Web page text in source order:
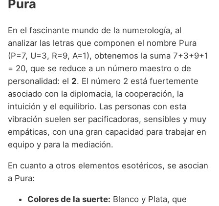
Pura
En el fascinante mundo de la numerología, al
analizar las letras que componen el nombre Pura
(P=7, U=3, R=9, A=1), obtenemos la suma 7+3+9+1
= 20, que se reduce a un número maestro o de
personalidad: el 2. El número 2 está fuertemente
asociado con la diplomacia, la cooperación, la
intuición y el equilibrio. Las personas con esta
vibración suelen ser pacificadoras, sensibles y muy
empáticas, con una gran capacidad para trabajar en
equipo y para la mediación.
En cuanto a otros elementos esotéricos, se asocian
a Pura:
Colores de la suerte: Blanco y Plata, que